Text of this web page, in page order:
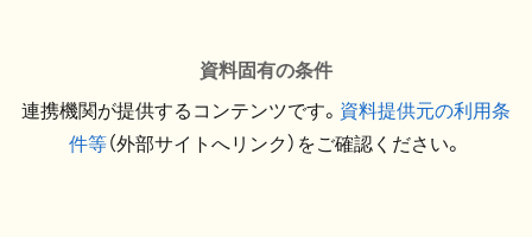
資料固有の条件
連携機関が提供するコンテンツです。 資料提供元の利用条
件等（外部サイトへリンク）をご確認ください。